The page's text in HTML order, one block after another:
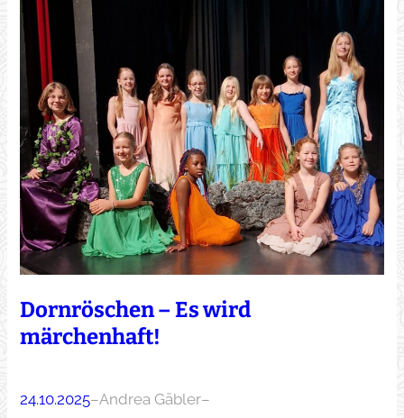
Dornröschen – Es wird
märchenhaft!
24.10.2025–Andrea Gäbler–